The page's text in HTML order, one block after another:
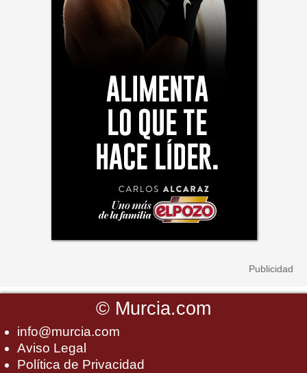
© Murcia.com
info@murcia.com
Aviso Legal
Política de Privacidad